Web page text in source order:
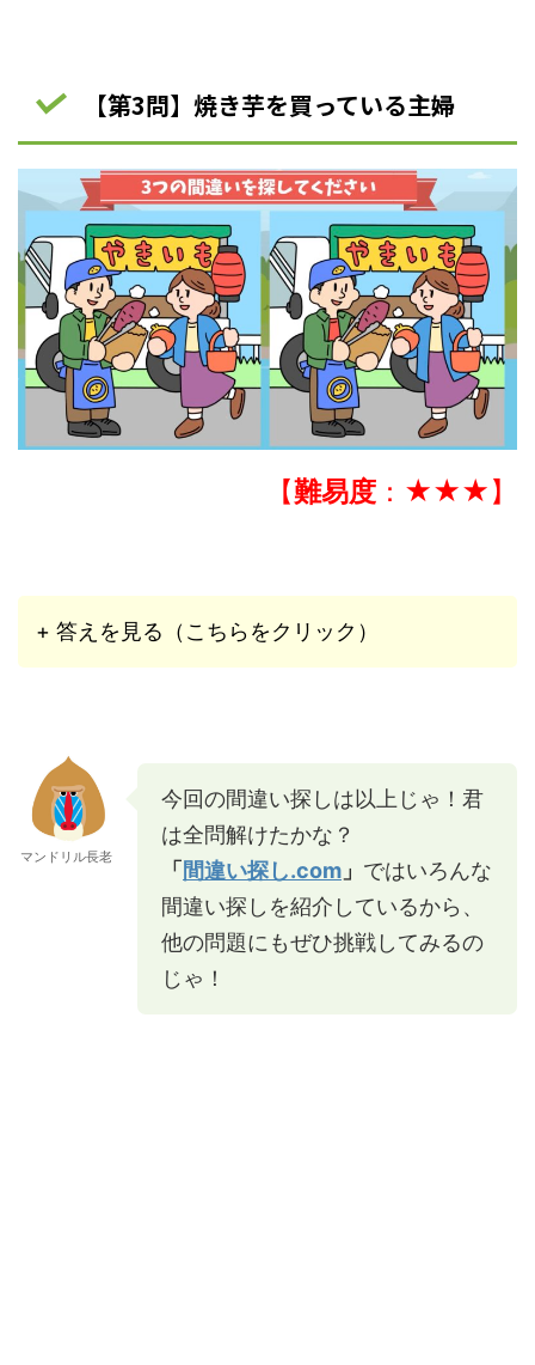
【第3問】焼き芋を買っている主婦
【難易度 ：★★★】
+ 答えを見る（こちらをクリック）
マンドリル長老
今回の間違い探しは以上じゃ！君
は全問解けたかな？
「 間違い探し.com 」 ではいろんな
間違い探しを紹介しているから、
他の問題にもぜひ挑戦してみるの
じゃ！